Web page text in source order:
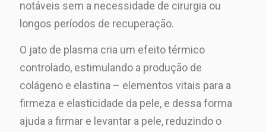
notáveis sem a necessidade de cirurgia ou
longos períodos de recuperação.
O jato de plasma cria um efeito térmico
controlado, estimulando a produção de
colágeno e elastina – elementos vitais para a
firmeza e elasticidade da pele, e dessa forma
ajuda a firmar e levantar a pele, reduzindo o